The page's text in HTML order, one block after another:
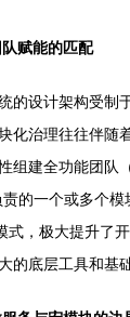
赋能的匹配
的设计架构受制
化治理往往伴
组建全功能团队
的一个或多个
式，极大提升了
的底层工具和基